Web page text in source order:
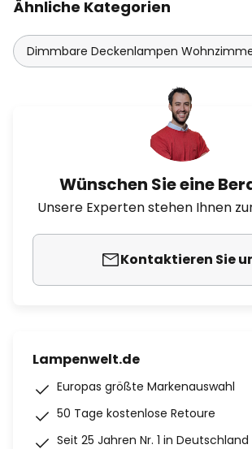
Ähnliche Kategorien
Dimmbare Deckenlampen
Wünschen Sie eine
Unsere Experten stehen Ihnen
Kontaktieren Sie
Lampenwelt.de
Europas größte Markenauswahl
50 Tage kostenlose Retoure
Seit 25 Jahren Nr. 1 in Deutschland